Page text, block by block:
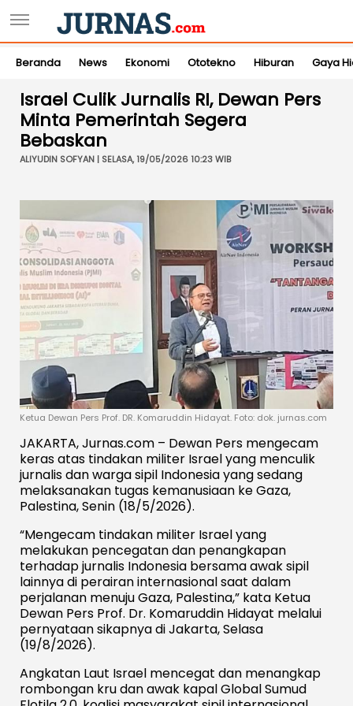
Beranda News Ekonomi Ototekno Hiburan Gaya
Israel Culik Jurnalis RI, Dewan Pers
Minta Pemerintah Segera
Bebaskan
ALIYUDIN SOFYAN | SELASA, 19/05/2026 10:23 WIB
Ketua Dewan Pers Prof. DR. Komaruddin Hidayat. Foto: dok. jurnas.com
JAKARTA, Jurnas.com – Dewan Pers mengecam
keras atas tindakan militer Israel yang menculik
jurnalis dan warga sipil Indonesia yang sedang
melaksanakan tugas kemanusiaan ke Gaza,
Palestina, Senin (18/5/2026).
“Mengecam tindakan militer Israel yang
melakukan pencegatan dan penangkapan
terhadap jurnalis Indonesia bersama awak sipil
lainnya di perairan internasional saat dalam
perjalanan menuju Gaza, Palestina,” kata Ketua
Dewan Pers Prof. Dr. Komaruddin Hidayat melalui
pernyataan sikapnya di Jakarta, Selasa
(19/8/2026).
Angkatan Laut Israel mencegat dan menangkap
rombongan kru dan awak kapal Global Sumud